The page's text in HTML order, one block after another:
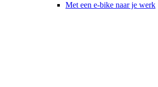
Met een e-bike naar je werk